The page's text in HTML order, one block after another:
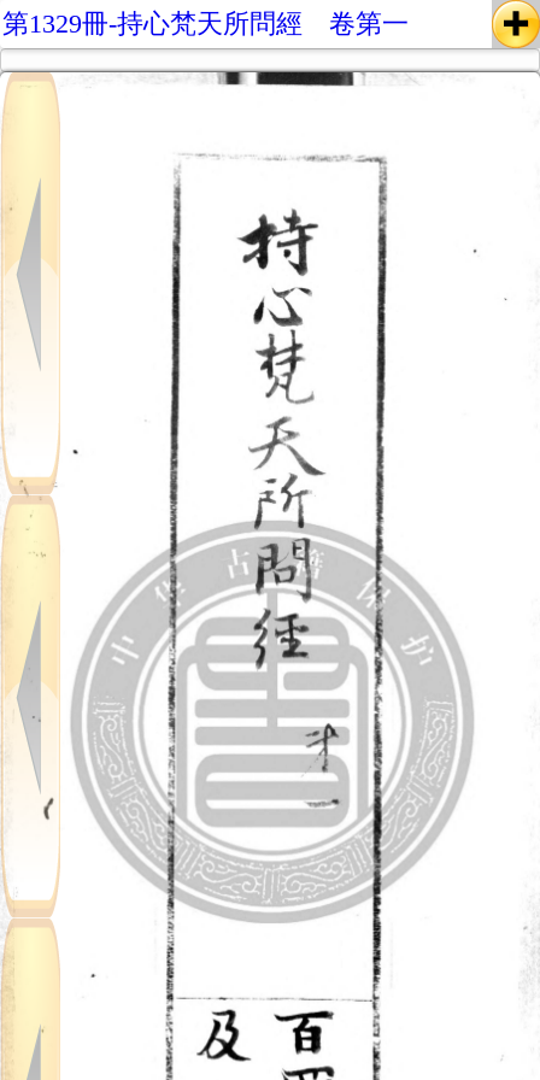
第1329冊-持心梵天所問經 卷第一